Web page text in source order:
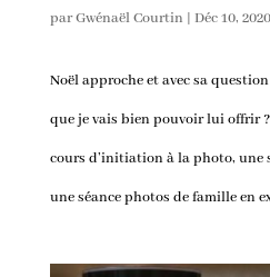
parGwénaël Courtin | Déc 10, 2020
Noël approche et avec sa
que je vais bien pouvoir lui offrir ?
cours d’initiation à la photo, une
une séance photos de famille en